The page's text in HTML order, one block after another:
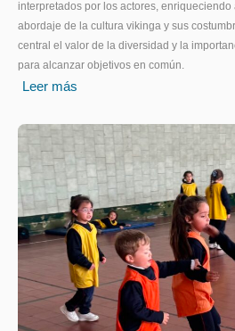
interpretados por los actores, enriqueciendo
abordaje de la cultura vikinga y sus
central el valor de la diversidad y la
para alcanzar objetivos en común.
Leer más